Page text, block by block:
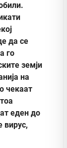
да се
го
земји
на
чекаат
еден до
вирус,